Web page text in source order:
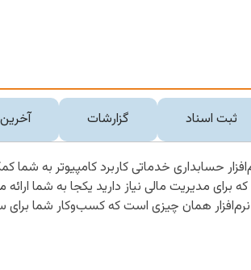
ثبت اسناد گزارشات
حسابداری خدماتی کاربرد کامپیوتر به شما
که برای مدیریت مالی نیاز دارید یکجا به شما
همان چیزی است که کسب‌وکار شما برای